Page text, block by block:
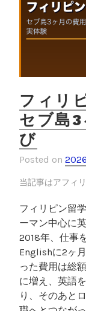
フィリ
セブ島3
び
Posted on
当記事はアフィ
フィリピン留
ーマン中心に
2018年、仕事
Englishに2ヶ
った費用は総
に増え、英語
り、そのあと